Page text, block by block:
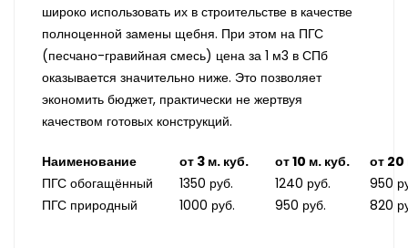
широко использовать их в строительстве в качестве
полноценной замены щебня. При этом на ПГС
(песчано-гравийная смесь) цена за 1 м3 в СПб
оказывается значительно ниже. Это позволяет
экономить бюджет, практически не жертвуя
качеством готовых конструкций.
Наименование от 3 м. куб. от 10 м. куб.
от 20
ПГС обогащённый
1350 руб. 1240 руб.
950
ПГС природный
1000 руб. 950 руб. 820